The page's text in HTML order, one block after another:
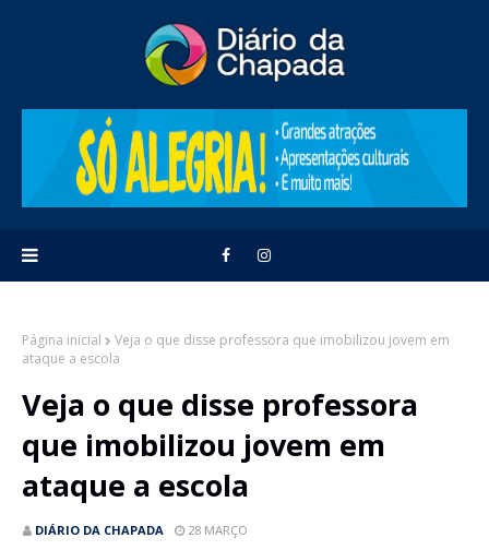
Página inicial
Veja o que disse professora que imobilizou jovem em
ataque a escola
Veja o que disse professora
que imobilizou jovem em
ataque a escola
DIÁRIO DA CHAPADA 28 MARÇO